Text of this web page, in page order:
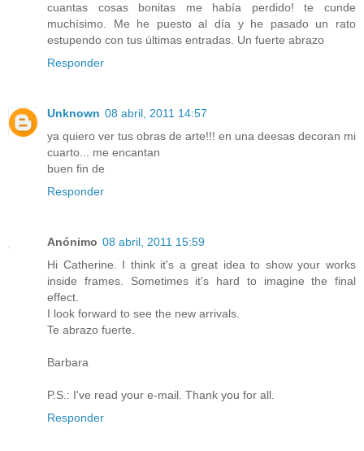
cuantas cosas bonitas me había perdido! te cunde
muchísimo. Me he puesto al día y he pasado un rato
estupendo con tus últimas entradas. Un fuerte abrazo
Responder
Unknown 08 abril, 2011 14:57
ya quiero ver tus obras de arte!!! en una deesas decoran mi
cuarto... me encantan
buen fin de
Responder
Anónimo 08 abril, 2011 15:59
Hi Catherine. I think it's a great idea to show your works
inside frames. Sometimes it's hard to imagine the final
effect.
I look forward to see the new arrivals.
Te abrazo fuerte.
Barbara
P.S.: I've read your e-mail. Thank you for all.
Responder